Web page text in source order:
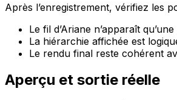
Après l’enregistrement, vérifiez les
Le fil d’Ariane n’apparaît
La hiérarchie affichée est
Le rendu final reste cohérent
Aperçu et sortie réelle